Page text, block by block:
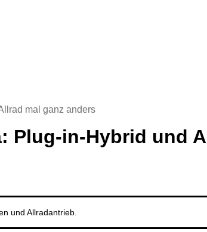
mal ganz anders
Plug-in-Hybrid und
und Allradantrieb.